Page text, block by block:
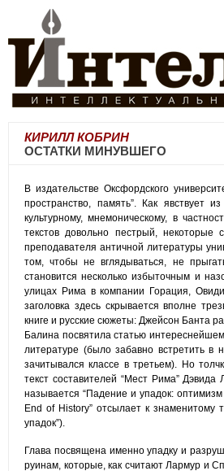
КИРИЛЛ КОБРИН
ОСТАТКИ МИНУВШЕГО
В издательстве Оксфордского
пространство, память”. Как явствует
культурному, мнемоническому, в
текстов довольно пестрый, некоторые
преподавателя античной литературы
том, чтобы не вглядываться, не
становится несколько избыточным и
улицах Рима в компании Горация,
заголовка здесь скрывается вполне
книге и русские сюжеты: Джейсон Банта
Балина посвятила статью
литературе (было забавно встретить в
зачитывался классе в третьем). Но
текст составителей “Мест Рима”
называется “Падение и упадок:
End of History” отсылает к знаменитому
упадок”).
Глава посвящена именно упадку и
руинам, которые, как считают Лармур и